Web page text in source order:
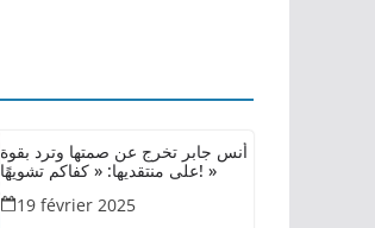
أنس جابر تخرج عن صمتها وترد بقوة
على منتقديها: « كفاكم تشويهًا! »
19 février 2025